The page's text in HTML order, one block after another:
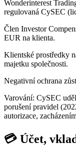
Wonderinterest
regulovaná CySEC
Člen Investor
EUR na klienta.
Klientské prostředky
majetku společnosti.
Negativní ochrana
Varování: CySEC
porušení pravidel
autorizace,
💳 Účet,